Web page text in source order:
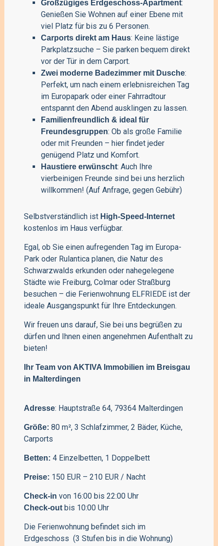
Großzügiges Erdgeschoss-Apartment:
Genießen Sie Wohnen auf einer Ebene mit
viel Platz für bis zu 6 Personen.
Carports direkt am Haus: Keine lästige
Parkplatzsuche – Sie parken bequem direkt
vor der Tür in dem Carport.
Zwei moderne Badezimmer mit Dusche:
Perfekt, um nach einem erlebnisreichen Tag
im Europapark oder einer Fahrradtour
entspannt den Abend ausklingen zu lassen.
Familienfreundlich & ideal für
Freundesgruppen: Ob als große Familie
oder mit Freunden – hier findet jeder
genügend Platz und Komfort.
Haustiere erwünscht: Auch Ihre
vierbeinigen Freunde sind bei uns herzlich
willkommen! (Auf Anfrage, gegen Gebühr)
Selbstverständlich ist High-Speed-Internet
kostenlos im Haus verfügbar.
Egal, ob Sie einen aufregenden Tag im Europa-
Park oder Rulantica planen, die Natur des
Schwarzwalds erkunden oder nahegelegene
Städte wie Freiburg, Colmar oder Straßburg
besuchen – die Ferienwohnung ELFRIEDE ist der
ideale Ausgangspunkt für Ihre Entdeckungen.
Wir freuen uns darauf, Sie bei uns begrüßen zu
dürfen und Ihnen einen angenehmen Aufenthalt zu
bieten!
Ihr Team von AKTIVA Immobilien im Breisgau
in Malterdingen
Adresse: Hauptstraße 64, 79364 Malterdingen
Größe: 80 m², 3 Schlafzimmer, 2 Bäder, Küche,
Carports
Betten: 4 Einzelbetten, 1 Doppelbett
Preise: 150 EUR – 210 EUR / Nacht
Check-in von 16:00 bis 22:00 Uhr
Check-outbis 10:00 Uhr
Die Ferienwohnung befindet sich im
Erdgeschoss (3 Stufen bis in die Wohnung)